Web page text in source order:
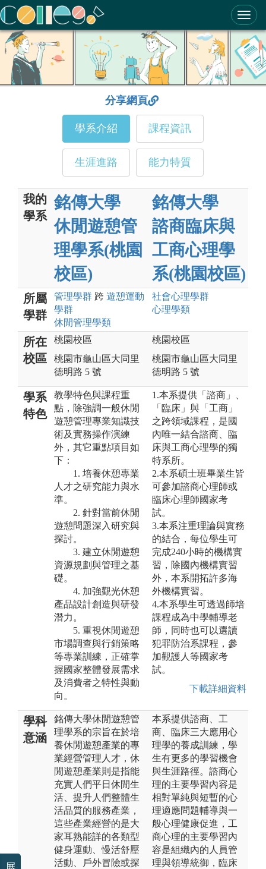
ColleGo! 大學選才與高中育才輔助系統
分享網頁
學系介紹 課程資訊
生涯進路 能力特質
我的
學系
銘傳大學
休閒遊憩管
理學系(桃園
校區)
銘傳大學
諮商臨床與
工商心理學
系(桃園校區)
所屬
學群
管理學群 跨 遊憩運動
學群
休閒管理學類
社會心理學群
心理學類
所在
校區
桃園校區
桃園市龜山區大同里
德明路 5 號
桃園校區
桃園市龜山區大同里
德明路 5 號
學系
特色
教學特色與課程重
點，除強調一般休閒
遊憩管理專業知識技
術及實務操作演練
外，其它重點項目如
下：
1. 培養休憩專業
人才之研究能力與水
準。
2. 針對當前休閒
遊憩問題深入研究與
探討。
3. 建立休閒遊憩
資源規劃與管理之基
礎。
4. 加強觀光休憩
產品設計創造與研發
潛力。
5. 重視休閒遊憩
市場調查與行銷策略
等專業訓練，正確掌
握國家整體發展需求
及消費者之特性與動
向。
1.本系提供「諮商」、
「臨床」與「工商」
之跨領域課程，是國
內唯一結合諮商、臨
床與工商心理學的獨
特系所。
2.本系碩士班畢業生皆
可參加諮商心理師或
臨床心理師國家考
試。
3.本系注重理論與實務
的結合，每位學生可
完成240小時的機構實
習，除國內機構實習
外，本系開拓許多海
外機構實習。
4.本系學生可透過師培
課程成為中學輔導老
師，同時也可以選讀
犯罪防治系課程，參
加觀護人等國家考
試。
下載詳細資料
學科
意涵
銘傳大學休閒遊憩管
理學系的宗旨在於培
養休閒遊憩產業的專
業經營管理人才，休
閒遊憩產業則是指能
充實人們平日休閒生
活、提升人們整體生
活品質的服務產業，
這些產業經營的是大
家耳熟能詳的各類型
健身運動、慢活舒壓
活動、戶外冒險或探
本系提供諮商、工
商、臨床三大應用心
理學的養成訓練，學
生有更多的學習機會
與生涯路徑。諮商心
理的主要學習內容是
相對單純與短暫的心
理適應問題輔導與一
般心理健康促進，工
商心理的主要學習內
容是組織內的人員管
理與領導統御，臨床